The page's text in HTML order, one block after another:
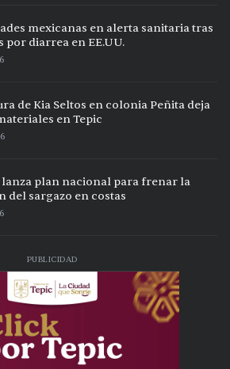
mexicanas en alerta sanitaria tras
por diarrea en EE.UU.
de Kia Seltos en colonia Peñita deja
en Tepic
plan nacional para frenar la
del sargazo en costas
PUBLICIDAD